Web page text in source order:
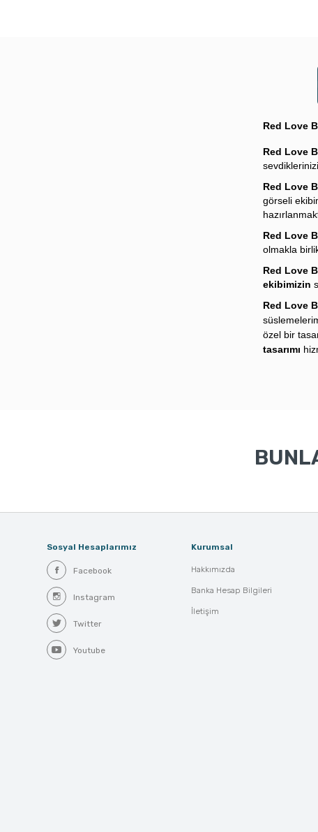
Red Love
Red Love
Red Love
görseli
Red Love
olmakla
Red Love
ekibimizin
Red Love
özel bir
tasarımı
Sosyal Hesaplarımız
Facebook
Instagram
Twitter
Youtube
Kurumsal
Hakkımızda
Banka Hesap Bilgileri
İletişim